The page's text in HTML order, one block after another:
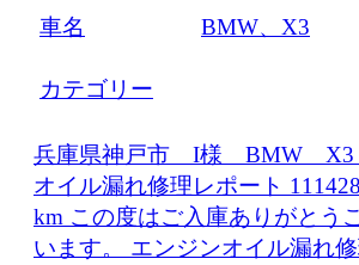
車名 BMW、X3
カテゴリー
兵庫県神戸市 I様 BMW
オイル漏れ修理レポート
km この度はご入庫ありがとう
います。 エンジンオイル漏れ